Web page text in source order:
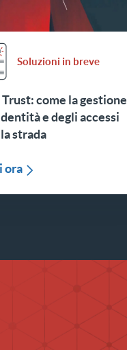
Soluzioni in breve
come la gestione
e degli accessi
strada
ora